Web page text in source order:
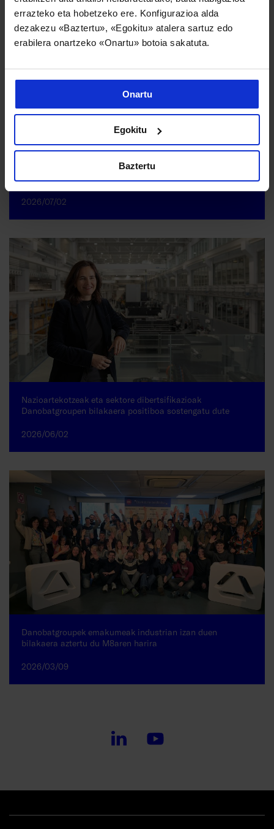
errazteko eta hobetzeko ere. Konfigurazioa alda
dezakezu «Baztertu», «Egokitu» atalera sartuz edo
erabilera onartzeko «Onartu» botoia sakatuta.
Onartu
Egokitu
Baztertu
Danobatgroupek bere jasangarritasun estrategia bultzatzen
du bere industria jardueraren inpaktua maximizatzeko
2026/07/02
Nazioartekotzeak eta sektore dibertsifikazioak
Danobatgroupen bilakaera positiboa sostengatu dute
2026/06/02
Danobatgroupek emakumeak industrian izan duen
bilakaera aztertu du M8aren harira
2026/03/09